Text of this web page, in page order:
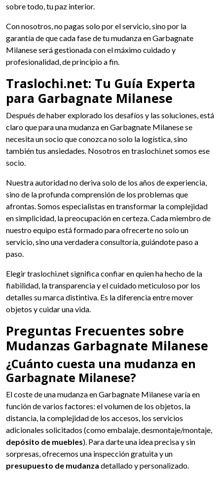
sobre todo, tu paz interior.
Con nosotros, no pagas solo por el servicio, sino por la
garantía de que cada fase de tu mudanza en Garbagnate
Milanese será gestionada con el máximo cuidado y
profesionalidad, de principio a fin.
Traslochi.net: Tu Guía Experta
para Garbagnate Milanese
Después de haber explorado los desafíos y las soluciones, está
claro que para una mudanza en Garbagnate Milanese se
necesita un socio que conozca no solo la logística, sino
también tus ansiedades. Nosotros en traslochi.net somos ese
socio.
Nuestra autoridad no deriva solo de los años de experiencia,
sino de la profunda comprensión de los problemas que
afrontas. Somos especialistas en transformar la complejidad
en simplicidad, la preocupación en certeza. Cada miembro de
nuestro equipo está formado para ofrecerte no solo un
servicio, sino una verdadera consultoría, guiándote paso a
paso.
Elegir traslochi.net significa confiar en quien ha hecho de la
fiabilidad, la transparencia y el cuidado meticuloso por los
detalles su marca distintiva. Es la diferencia entre mover
objetos y cuidar una vida.
Preguntas Frecuentes sobre
Mudanzas Garbagnate Milanese
¿Cuánto cuesta una mudanza en
Garbagnate Milanese?
El coste de una mudanza en Garbagnate Milanese varía en
función de varios factores: el volumen de los objetos, la
distancia, la complejidad de los accesos, los servicios
adicionales solicitados (como embalaje, desmontaje/montaje,
depósito de muebles). Para darte una idea precisa y sin
sorpresas, ofrecemos una inspección gratuita y un
presupuesto de mudanza detallado y personalizado.